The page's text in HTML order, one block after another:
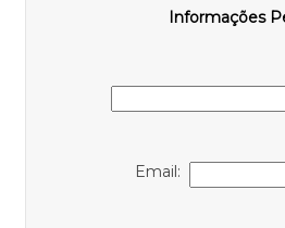
Informações
Email: